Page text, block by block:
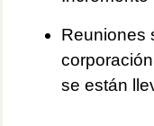
Reuniones
se están